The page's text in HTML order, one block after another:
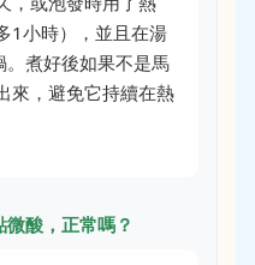
1小時），並且在湯
煮好後如果不是馬
來，避免它持續在熱
酸，正常嗎？